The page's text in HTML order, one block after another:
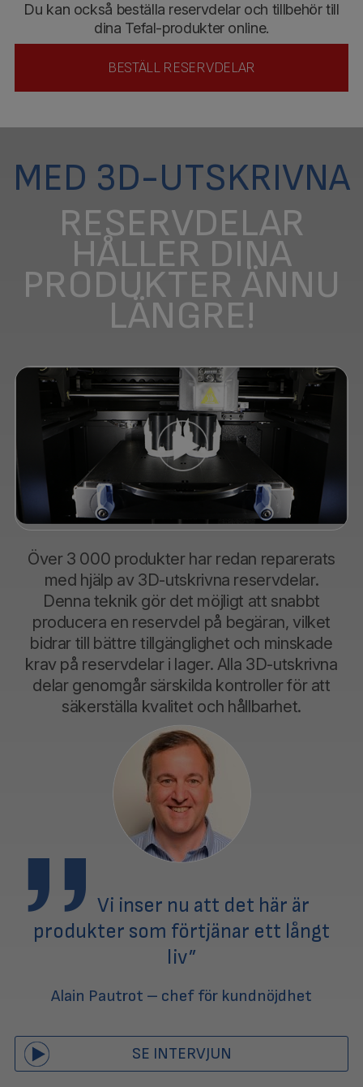
Du kan också beställa reservdelar och tillbehör till
dina Tefal-produkter online.
BESTÄLL RESERVDELAR
MED 3D-UTSKRIVNA
RESERVDELAR
HÅLLER DINA
PRODUKTER ÄNNU
LÄNGRE!
Över 3 000 produkter har redan reparerats
med hjälp av 3D-utskrivna reservdelar.
Denna teknik gör det möjligt att snabbt
producera en reservdel på begäran, vilket
bidrar till bättre tillgänglighet och minskade
krav på reservdelar i lager. Alla 3D-utskrivna
delar genomgår särskilda kontroller för att
säkerställa kvalitet och hållbarhet.
Vi inser nu att det här är
produkter som förtjänar ett långt
liv”
Alain Pautrot – chef för kundnöjdhet
SE INTERVJUN